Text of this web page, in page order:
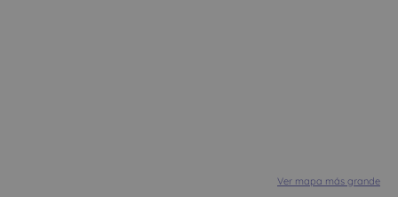
Ver mapa más grande